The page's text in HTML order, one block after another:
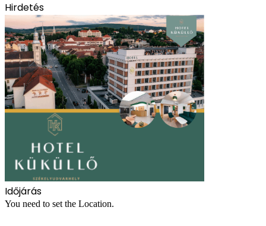
Hirdetés
Időjárás
You need to set the Location.